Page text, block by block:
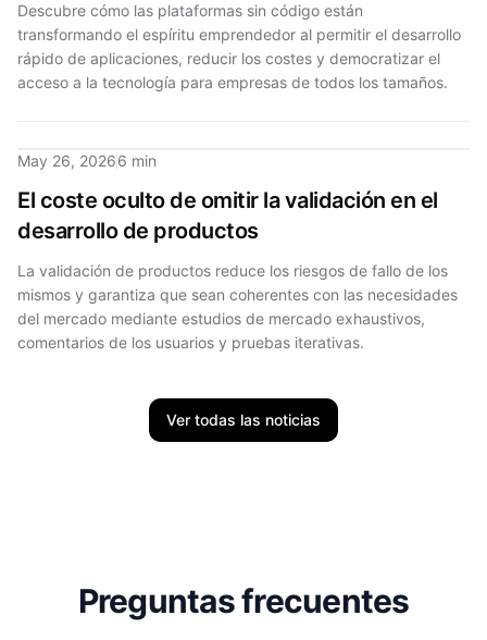
Descubre cómo las plataformas sin código están
transformando el espíritu emprendedor al permitir el desarrollo
rápido de aplicaciones, reducir los costes y democratizar el
acceso a la tecnología para empresas de todos los tamaños.
May 26, 20266 min
El coste oculto de omitir la validación en el
desarrollo de productos
La validación de productos reduce los riesgos de fallo de los
mismos y garantiza que sean coherentes con las necesidades
del mercado mediante estudios de mercado exhaustivos,
comentarios de los usuarios y pruebas iterativas.
Ver todas las noticias
Preguntas frecuentes